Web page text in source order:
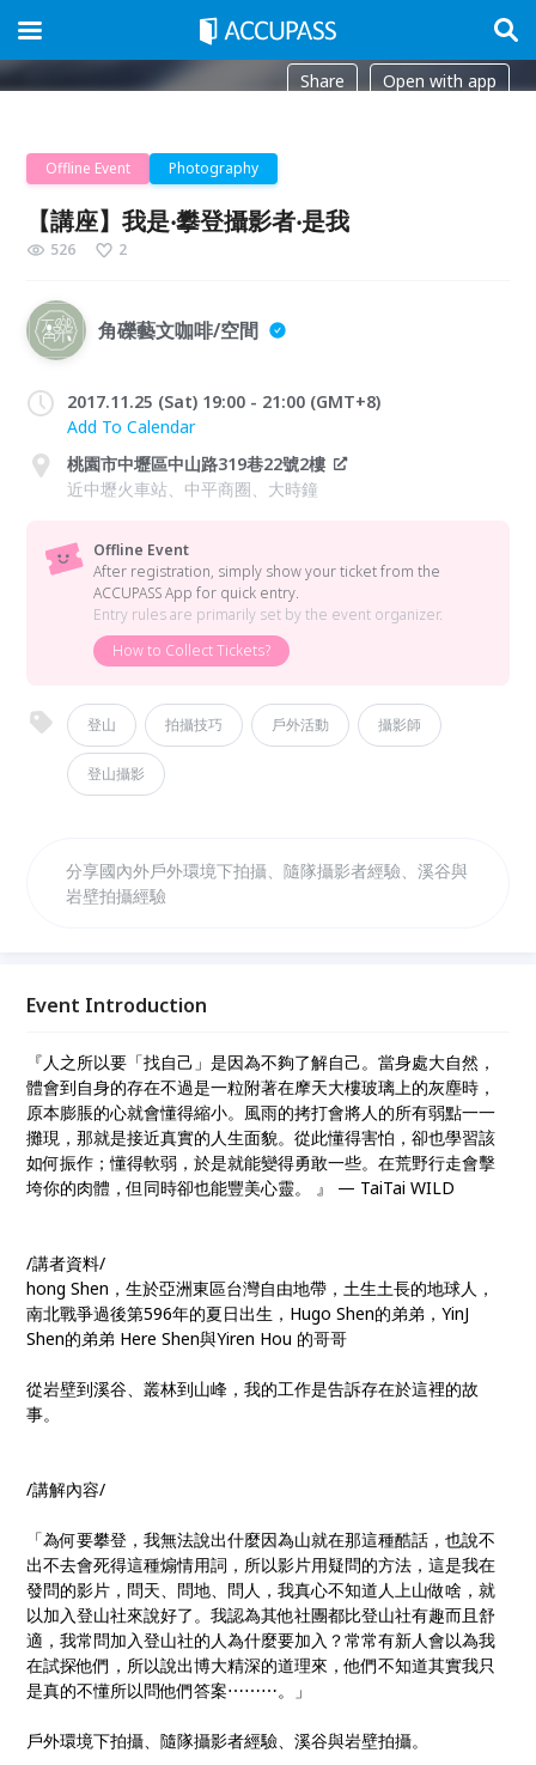
Share Open with app
Offline Event Photography
【講座】我是‧攀登攝影者‧是我
526 2
角礫藝文咖啡/空間
2017.11.25 (Sat) 19:00 - 21:00 (GMT+8)
Add To Calendar
桃園市中壢區中山路319巷22號2樓
近中壢火車站、中平商圈、大時鐘
Offline Event
After registration, simply show your ticket from the
ACCUPASS App for quick entry.
Entry rules are primarily set by the event organizer.
How to Collect Tickets?
登山 拍攝技巧 戶外活動 攝影師
登山攝影
分享國內外戶外環境下拍攝、隨隊攝影者經驗、溪谷與
岩壁拍攝經驗
Event Introduction
『人之所以要「找自己」是因為不夠了解自己。當身處大自然，
體會到自身的存在不過是一粒附著在摩天大樓玻璃上的灰塵時，
原本膨脹的心就會懂得縮小。風雨的拷打會將人的所有弱點一一
攤現，那就是接近真實的人生面貌。從此懂得害怕，卻也學習該
如何振作；懂得軟弱，於是就能變得勇敢一些。在荒野行走會擊
垮你的肉體，但同時卻也能豐美心靈。 』 — TaiTai WILD
/講者資料/
hong Shen，生於亞洲東區台灣自由地帶，土生土長的地球人 ，
南北戰爭過後第596年的夏日出生，Hugo Shen的弟弟，YinJ
Shen的弟弟 Here Shen與Yiren Hou 的哥哥
從岩壁到溪谷、叢林到山峰，我的工作是告訴存在於這裡的故
事。
/講解內容/
「為何要攀登，我無法說出什麼因為山就在那這種酷話，也說不
出不去會死得這種煽情用詞，所以影片用疑問的方法，這是我在
發問的影片，問天、問地、問人，我真心不知道人上山做啥，就
以加入登山社來說好了。我認為其他社團都比登山社有趣而且舒
適，我常問加入登山社的人為什麼要加入 ？常常有新人會以為我
在試探他們，所以說出博大精深的道理來，他們不知道其實我只
是真的不懂所以問他們答案⋯⋯⋯。」
戶外環境下拍攝、隨隊攝影者經驗、溪谷與岩壁拍攝。